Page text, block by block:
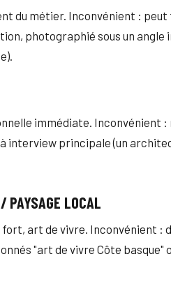
du métier. Inconvénient : peut
photographié sous un angle
immédiate. Inconvénient
interview principale (un
PAYSAGE LOCAL
art de vivre. Inconvénient :
"art de vivre Côte basque"